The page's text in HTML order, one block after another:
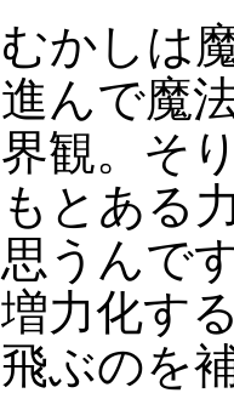
むかしは
進んで魔
界観。そ
もとある
思うんで
増力化す
飛ぶのを